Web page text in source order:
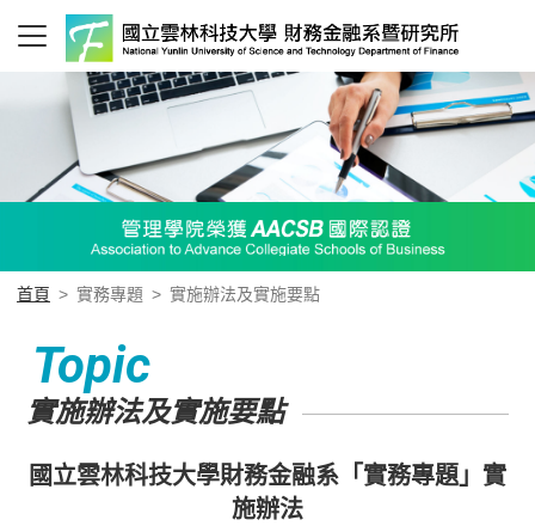
首頁 > 實務專題 > 實施辦法及實施要點
Topic
實施辦法及實施要點
國立雲林科技大學財務金融系「實務專題」實
施辦法